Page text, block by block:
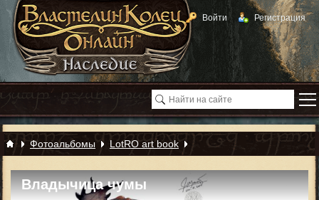
Войти Регистрация
Фотоальбомы LotRO art book
Владычица чумы